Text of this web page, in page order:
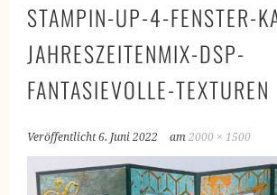
STAMPIN-UP-4-FENSTER-
JAHRESZEITENMIX-DSP-
FANTASIEVOLLE-TEXTUREN
Veröffentlicht6. Juni 2022 am2000 × 1500